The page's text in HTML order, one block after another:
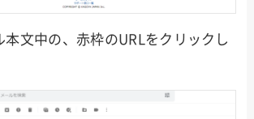
本文中の、赤枠のURLをクリックし